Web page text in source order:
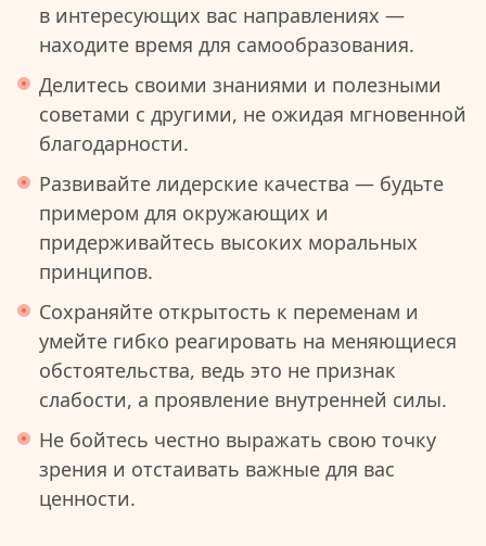
в интересующих вас направлениях —
находите время для самообразования.
Делитесь своими знаниями и полезными
советами с другими, не ожидая мгновенной
благодарности.
Развивайте лидерские качества — будьте
примером для окружающих и
придерживайтесь высоких моральных
принципов.
Сохраняйте открытость к переменам и
умейте гибко реагировать на меняющиеся
обстоятельства, ведь это не признак
слабости, а проявление внутренней силы.
Не бойтесь честно выражать свою точку
зрения и отстаивать важные для вас
ценности.